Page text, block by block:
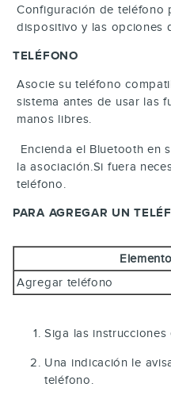
Configuración de teléfono
dispositivo y las opciones
TELÉFONO
Asocie su teléfono
sistema antes de usar las
manos libres.
Encienda el Bluetooth en
la asociación.Si fuera
teléfono.
PARA AGREGAR UN
Agregar teléfono
Siga las instrucciones
Una indicación le
teléfono.